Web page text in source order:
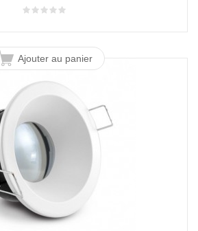
Ajouter au panier